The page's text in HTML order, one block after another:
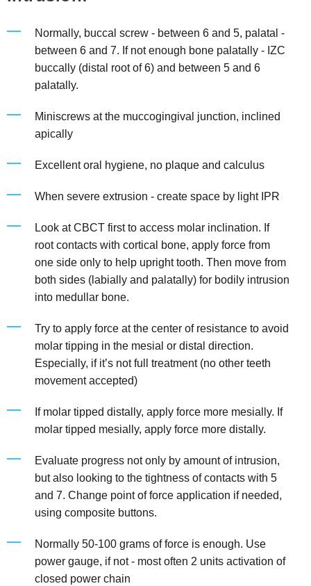
Normally, buccal screw - between 6 and 5, palatal -
between 6 and 7. If not enough bone palatally - IZC
buccally (distal root of 6) and between 5 and 6
palatally.
Miniscrews at the muccogingival junction, inclined
apically
Excellent oral hygiene, no plaque and calculus
When severe extrusion - create space by light IPR
Look at CBCT first to access molar inclination. If
root contacts with cortical bone, apply force from
one side only to help upright tooth. Then move from
both sides (labially and palatally) for bodily intrusion
into medullar bone.
Try to apply force at the center of resistance to avoid
molar tipping in the mesial or distal direction.
Especially, if it’s not full treatment (no other teeth
movement accepted)
If molar tipped distally, apply force more mesially. If
molar tipped mesially, apply force more distally.
Evaluate progress not only by amount of intrusion,
but also looking to the tightness of contacts with 5
and 7. Change point of force application if needed,
using composite buttons.
Normally 50-100 grams of force is enough. Use
power gauge, if not - most often 2 units activation of
closed power chain